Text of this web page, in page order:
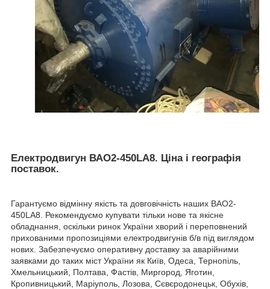
Електродвигун ВАО2-450LA8. Ціна і географія
поставок.
Гарантуємо відмінну якість та довговічність наших ВАО2-
450LA8. Рекомендуємо купувати тільки нове та якісне
обладнання, оскільки ринок України хворий і переповнений
прихованими пропозиціями електродвигунів б/в під виглядом
нових. Забезпечуємо оперативну доставку за аварійними
заявками до таких міст України як Київ, Одеса, Тернопіль,
Хмельницький, Полтава, Фастів, Миргород, Яготин,
Кропивницький, Маріуполь, Лозова, Сєвєродонецьк, Обухів,